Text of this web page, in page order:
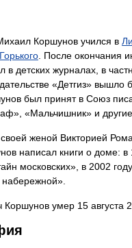
Коршунов учился в
. После окончания
в детских журналах, в
«Детгиз» вышло
был принят в Союз
«Мальчишник» и
своей женой Викторией
написал книги о доме: в
московских», в 2002
умер 15 августа